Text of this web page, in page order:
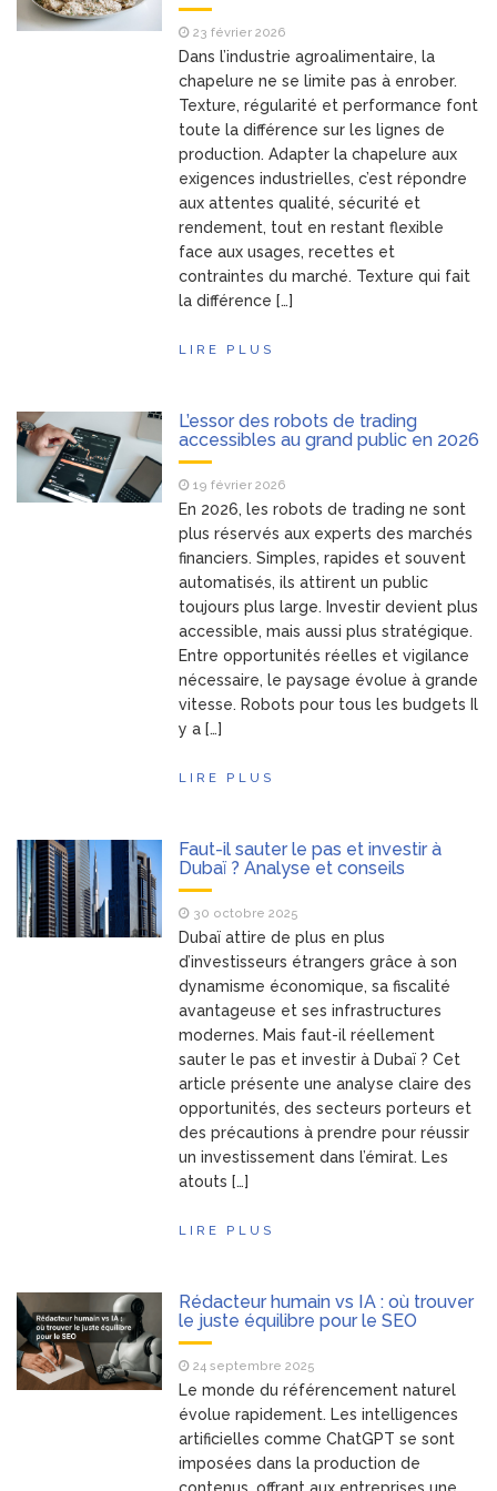
23 février 2026
Dans l’industrie agroalimentaire, la
chapelure ne se limite pas à enrober.
Texture, régularité et performance font
toute la différence sur les lignes de
production. Adapter la chapelure aux
exigences industrielles, c’est répondre
aux attentes qualité, sécurité et
rendement, tout en restant flexible
face aux usages, recettes et
contraintes du marché. Texture qui fait
la différence […]
LIRE PLUS
L’essor des robots de trading
accessibles au grand public en 2026
19 février 2026
En 2026, les robots de trading ne sont
plus réservés aux experts des marchés
financiers. Simples, rapides et souvent
automatisés, ils attirent un public
toujours plus large. Investir devient plus
accessible, mais aussi plus stratégique.
Entre opportunités réelles et vigilance
nécessaire, le paysage évolue à grande
vitesse. Robots pour tous les budgets Il
y a […]
LIRE PLUS
Faut-il sauter le pas et investir à
Dubaï ? Analyse et conseils
30 octobre 2025
Dubaï attire de plus en plus
d’investisseurs étrangers grâce à son
dynamisme économique, sa fiscalité
avantageuse et ses infrastructures
modernes. Mais faut-il réellement
sauter le pas et investir à Dubaï ? Cet
article présente une analyse claire des
opportunités, des secteurs porteurs et
des précautions à prendre pour réussir
un investissement dans l’émirat. Les
atouts […]
LIRE PLUS
Rédacteur humain vs IA : où trouver
le juste équilibre pour le SEO
24 septembre 2025
Le monde du référencement naturel
évolue rapidement. Les intelligences
artificielles comme ChatGPT se sont
imposées dans la production de